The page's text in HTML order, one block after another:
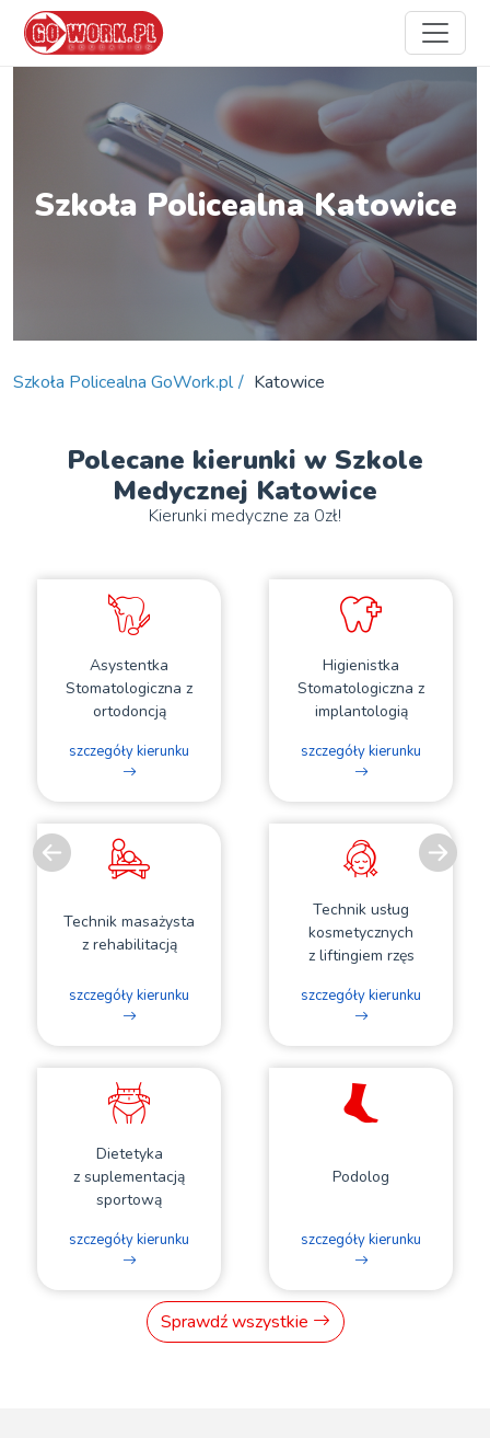
Szkoła Policealna Katowice
Szkoła Policealna GoWork.pl Katowice
Polecane kierunki w Szkole
Medycznej Katowice
Kierunki medyczne za 0zł!
Asystentka
Stomatologiczna z
ortodoncją
szczegóły kierunku
Higienistka
Stomatologiczna z
implantologią
szczegóły kierunku
Technik masażysta
z rehabilitacją
szczegóły kierunku
Technik usług
kosmetycznych
z liftingiem rzęs
szczegóły kierunku
Dietetyka
z suplementacją
sportową
szczegóły kierunku
Podolog
szczegóły kierunku
Previous
Sprawdź wszystkie